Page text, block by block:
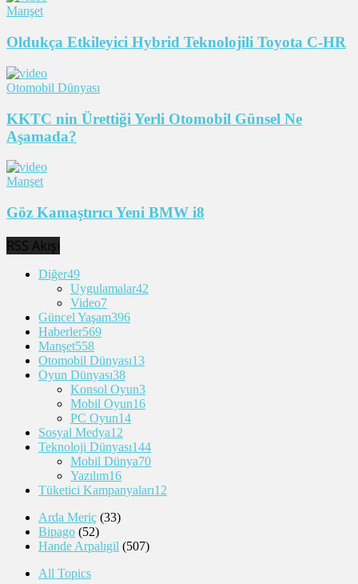
Manşet
Oldukça Etkileyici Hybrid Teknolojili Toyota C-HR
Otomobil Dünyası
KKTC nin Ürettiği Yerli Otomobil Günsel Ne
Aşamada?
Manşet
Göz Kamaştırıcı Yeni BMW i8
RSS Akışı
Diğer49
Uygulamalar42
Video7
Güncel Yaşam396
Haberler569
Manşet558
Otomobil Dünyası13
Oyun Dünyası38
Konsol Oyun3
Mobil Oyun16
PC Oyun14
Sosyal Medya12
Teknoloji Dünyası144
Mobil Dünya70
Yazılım16
Tüketici Kampanyaları12
Arda Meriç (33)
Bipago (52)
Hande Arpalıgil (507)
All Topics